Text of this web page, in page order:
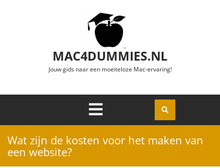
MAC4DUMMIES.NL
Jouw gids naar een moeiteloze Mac-ervaring!
Openen
Wat zijn de kosten voor het maken van
een website?